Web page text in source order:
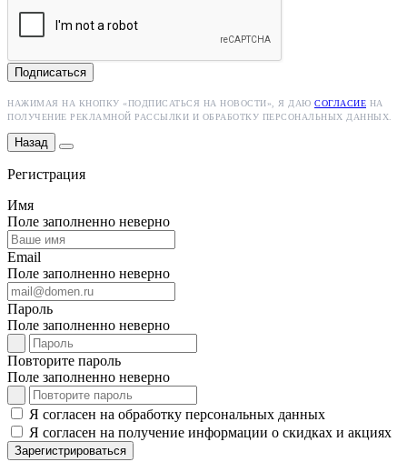
Подписаться
НАЖИМАЯ НА КНОПКУ «ПОДПИСАТЬСЯ НА НОВОСТИ», Я ДАЮ СОГЛАСИЕ НА
ПОЛУЧЕНИЕ РЕКЛАМНОЙ РАССЫЛКИ И ОБРАБОТКУ ПЕРСОНАЛЬНЫХ ДАННЫХ.
Назад
Регистрация
Имя
Поле заполненно неверно
Email
Поле заполненно неверно
Пароль
Поле заполненно неверно
Повторите пароль
Поле заполненно неверно
Я согласен на обработку персональных данных
Я согласен на получение информации о скидках и акциях
Зарегистрироваться